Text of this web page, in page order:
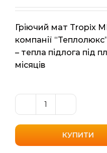
Гріючий мат Tropix
компанії
– тепла підлога під
місяців
Нагрівальний
мат
"Теплолюкс"
Tropix
КУПИТИ